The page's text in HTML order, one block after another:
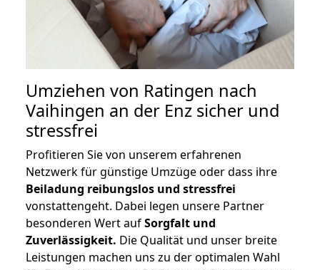
Umziehen von Ratingen nach
Vaihingen an der Enz sicher und
stressfrei
Profitieren Sie von unserem erfahrenen
Netzwerk für günstige Umzüge oder dass ihre
Beiladung reibungslos und stressfrei
vonstattengeht. Dabei legen unsere Partner
besonderen Wert aufSorgfalt und
Zuverlässigkeit. Die Qualität und unser breite
Leistungen machen uns zu der optimalen Wahl